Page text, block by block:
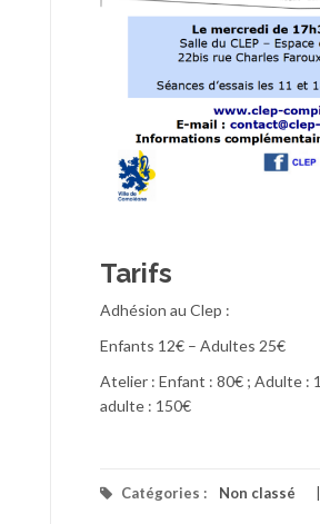
Tarifs
Adhésion au Clep :
Enfants 12€ – Adultes 25€
Atelier : Enfant : 80€ ; Adulte :
adulte : 150€
Catégories : Non classé